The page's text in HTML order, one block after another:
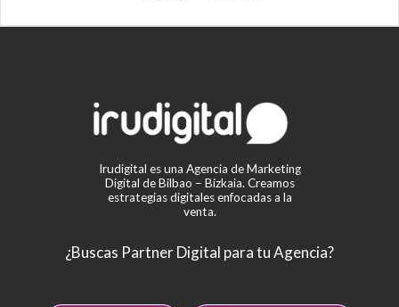
Irudigital es una Agencia de Marketing
Digital de Bilbao – Bizkaia. Creamos
estrategias digitales enfocadas a la
venta.
¿Buscas Partner Digital para tu Agencia?